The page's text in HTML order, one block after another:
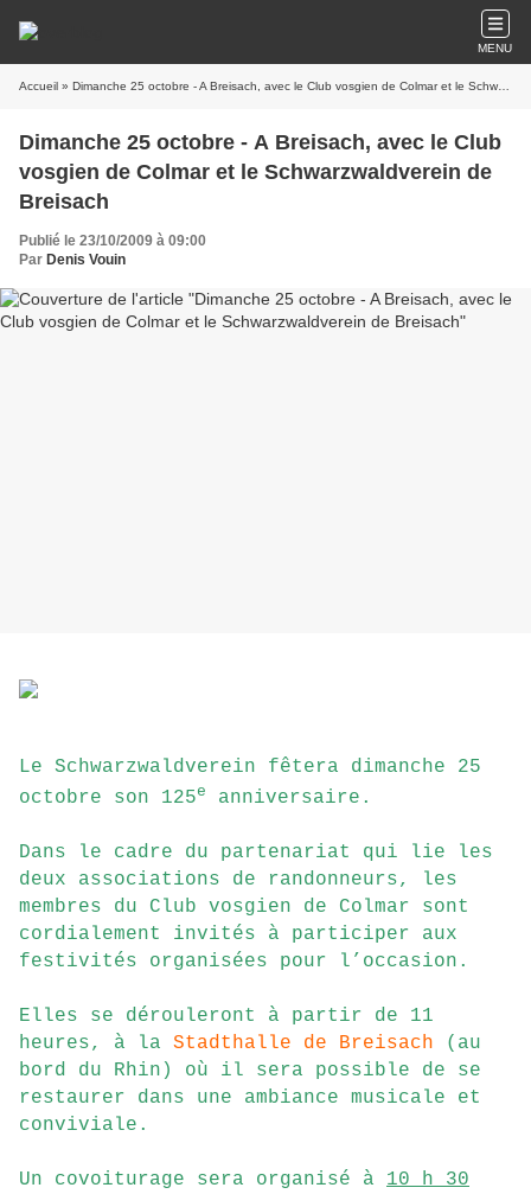
MENU
Accueil » Dimanche 25 octobre - A Breisach, avec le Club vosgien de Colmar et le Schwarzwaldverein de Breisach
Dimanche 25 octobre - A Breisach, avec le Club
vosgien de Colmar et le Schwarzwaldverein de
Breisach
Publié le 23/10/2009 à 09:00
Par Denis Vouin
Le Schwarzwaldverein fêtera dimanche 25
octobre son 125e anniversaire.
Dans le cadre du partenariat qui lie les
deux associations de randonneurs, les
membres du Club vosgien de Colmar sont
cordialement invités à participer aux
festivités organisées pour l’occasion.
Elles se dérouleront à partir de 11
heures, à la Stadthalle de Breisach (au
bord du Rhin) où il sera possible de se
restaurer dans une ambiance musicale et
conviviale.
Un covoiturage sera organisé à 10 h 30